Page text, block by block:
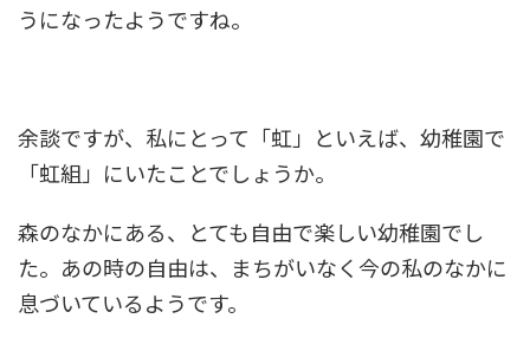
うになったようですね。
余談ですが、私にとって「虹」といえば、幼稚園で
「虹組」にいたことでしょうか。
森のなかにある、とても自由で楽しい幼稚園でし
た。あの時の自由は、まちがいなく今の私のなかに
息づいているようです。